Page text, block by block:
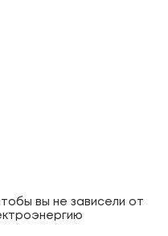
вы не зависели от